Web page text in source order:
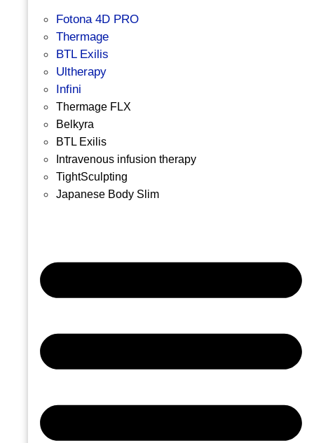
Fotona 4D PRO
Thermage
BTL Exilis
Ultherapy
Infini
Thermage FLX
Belkyra
BTL Exilis
Intravenous infusion therapy
TightSculpting
Japanese Body Slim